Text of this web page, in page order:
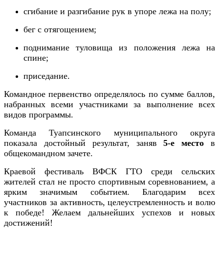
сгибание и разгибание рук в упоре лежа на полу;
бег с отягощением;
поднимание туловища из положения лежа на
спине;
приседание.
Командное первенство определялось по сумме баллов,
набранных всеми участниками за выполнение всех
видов программы.
Команда Туапсинского муниципального округа
показала достойный результат, заняв5-е место в
общекомандном зачете.
Краевой фестиваль ВФСК ГТО среди сельских
жителей стал не просто спортивным соревнованием, а
ярким значимым событием. Благодарим всех
участников за активность, целеустремленность и волю
к победе! Желаем дальнейших успехов и новых
достижений!